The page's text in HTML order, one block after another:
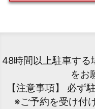
48時間以上駐車する
をお
【注意事項】 必ず
※ご予約を受け付